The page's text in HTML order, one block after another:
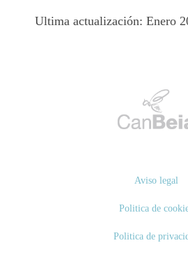
Ultima actualización: Enero
Aviso legal
Politica de
Politica de